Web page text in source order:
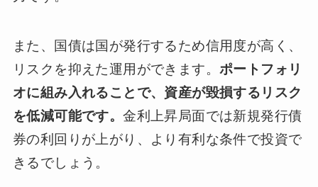
また、国債は国が発行するため信用度が高く、
リスクを抑えた運用ができます。 ポートフォリ
オに組み入れることで、資産が毀損するリスク
を低減可能です。金利上昇局面では新規発行債
券の利回りが上がり、より有利な条件で投資で
きるでしょう。